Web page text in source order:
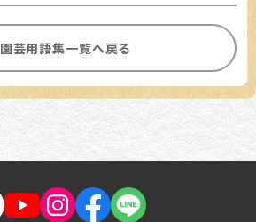
園芸用語集一覧へ戻る